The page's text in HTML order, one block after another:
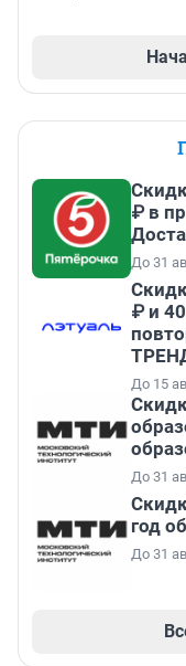
₽ в
До 31
₽ и
До 15
До 31
год
До 31